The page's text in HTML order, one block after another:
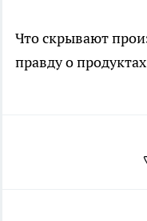
Что скрывают
правду о